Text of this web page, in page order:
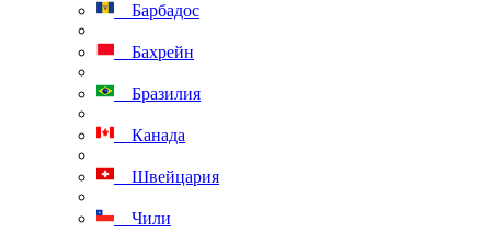
Барбадос
Бахрейн
Бразилия
Канада
Швейцария
Чили